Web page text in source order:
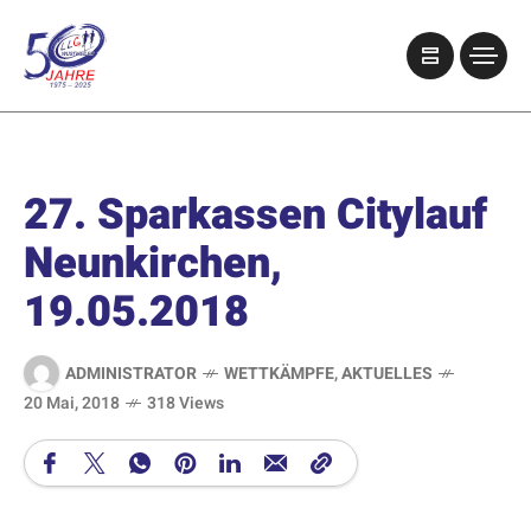
27. Sparkassen Citylauf
Neunkirchen,
19.05.2018
ADMINISTRATOR WETTKÄMPFE,AKTUELLES
20 Mai, 2018
318 Views